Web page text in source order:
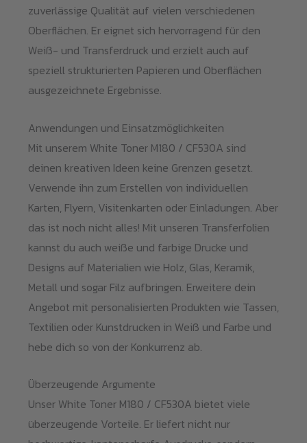
zuverlässige Qualität auf vielen verschiedenen
Oberflächen. Er eignet sich hervorragend für den
Weiß- und Transferdruck und erzielt auch auf
speziell strukturierten Papieren und Oberflächen
ausgezeichnete Ergebnisse.
Anwendungen und Einsatzmöglichkeiten
Mit unserem White Toner M180 / CF530A sind
deinen kreativen Ideen keine Grenzen gesetzt.
Verwende ihn zum Erstellen von individuellen
Karten, Flyern, Visitenkarten oder Einladungen. Aber
das ist noch nicht alles! Mit unseren Transferfolien
kannst du auch weiße und farbige Drucke und
Designs auf Materialien wie Holz, Glas, Keramik,
Metall und sogar Filz aufbringen. Erweitere dein
Angebot mit personalisierten Produkten wie Tassen,
Textilien oder Kunstdrucken in Weiß und Farbe und
hebe dich so von der Konkurrenz ab.
Überzeugende Argumente
Unser White Toner M180 / CF530A bietet viele
überzeugende Vorteile. Er liefert nicht nur